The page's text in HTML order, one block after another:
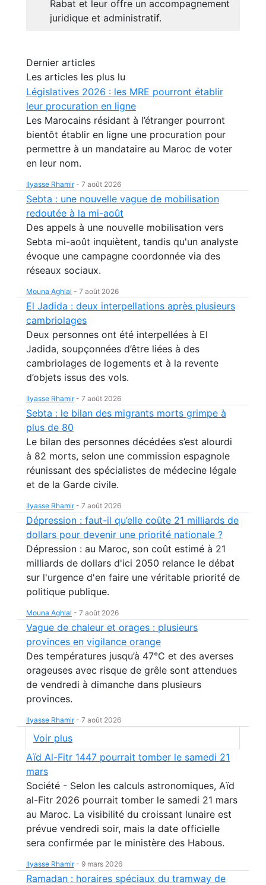
Rabat et leur offre un accompagnement
juridique et administratif.
Dernier articles
Les articles les plus lu
Législatives 2026 : les MRE pourront établir
leur procuration en ligne
Les Marocains résidant à l’étranger pourront
bientôt établir en ligne une procuration pour
permettre à un mandataire au Maroc de voter
en leur nom.
Ilyasse Rhamir- 7 août 2026
Sebta : une nouvelle vague de mobilisation
redoutée à la mi-août
Des appels à une nouvelle mobilisation vers
Sebta mi-août inquiètent, tandis qu'un analyste
évoque une campagne coordonnée via des
réseaux sociaux.
Mouna Aghlal - 7 août 2026
El Jadida : deux interpellations après plusieurs
cambriolages
Deux personnes ont été interpellées à El
Jadida, soupçonnées d’être liées à des
cambriolages de logements et à la revente
d’objets issus des vols.
Ilyasse Rhamir- 7 août 2026
Sebta : le bilan des migrants morts grimpe à
plus de 80
Le bilan des personnes décédées s’est alourdi
à 82 morts, selon une commission espagnole
réunissant des spécialistes de médecine légale
et de la Garde civile.
Ilyasse Rhamir- 7 août 2026
Dépression : faut-il qu’elle coûte 21 milliards de
dollars pour devenir une priorité nationale ?
Dépression : au Maroc, son coût estimé à 21
milliards de dollars d'ici 2050 relance le débat
sur l'urgence d'en faire une véritable priorité de
politique publique.
Mouna Aghlal - 7 août 2026
Vague de chaleur et orages : plusieurs
provinces en vigilance orange
Des températures jusqu’à 47°C et des averses
orageuses avec risque de grêle sont attendues
de vendredi à dimanche dans plusieurs
provinces.
Ilyasse Rhamir- 7 août 2026
Voir plus
Aïd Al-Fitr 1447 pourrait tomber le samedi 21
mars
Société - Selon les calculs astronomiques, Aïd
al-Fitr 2026 pourrait tomber le samedi 21 mars
au Maroc. La visibilité du croissant lunaire est
prévue vendredi soir, mais la date officielle
sera confirmée par le ministère des Habous.
Ilyasse Rhamir- 9 mars 2026
Ramadan : horaires spéciaux du tramway de